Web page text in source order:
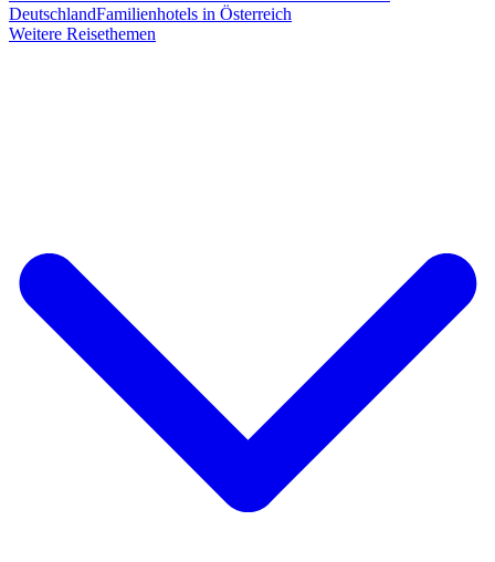
DeutschlandFamilienhotels in Österreich
Weitere Reisethemen